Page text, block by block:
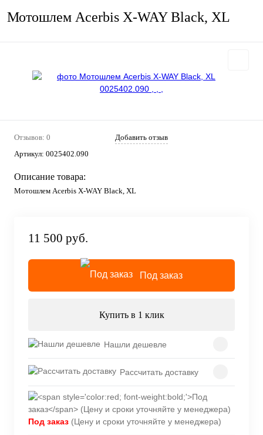
Мотошлем Acerbis X-WAY Black, XL
Отзывов: 0
Добавить отзыв
Артикул: 0025402.090
Описание товара:
Мотошлем Acerbis X-WAY Black, XL
11 500 руб.
Под заказ
Купить в 1 клик
Нашли дешевле
Рассчитать доставку
Под заказ (Цену и сроки уточняйте у менеджера)